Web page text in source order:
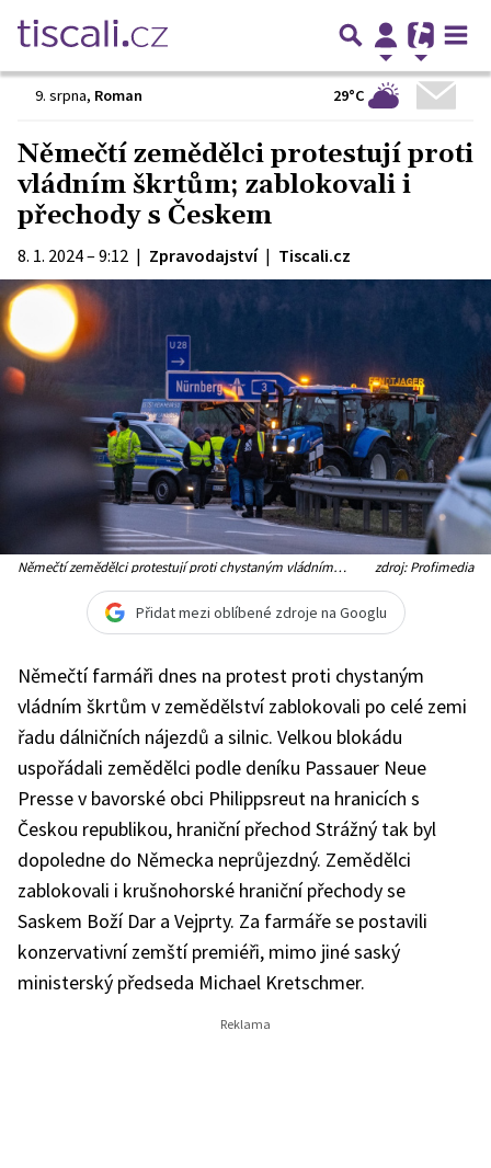
9. srpna, Roman 29°C
Němečtí zemědělci protestují proti
vládním škrtům; zablokovali i
přechody s Českem
8. 1. 2024 – 9:12 | Zpravodajství | Tiscali.cz
Němečtí zemědělci protestují proti chystaným vládním zdroj: Profimedia
Přidat mezi oblíbené zdroje na Googlu
Němečtí farmáři dnes na protest proti chystaným
vládním škrtům v zemědělství zablokovali po celé zemi
řadu dálničních nájezdů a silnic. Velkou blokádu
uspořádali zemědělci podle deníku Passauer Neue
Presse v bavorské obci Philippsreut na hranicích s
Českou republikou, hraniční přechod Strážný tak byl
dopoledne do Německa neprůjezdný. Zemědělci
zablokovali i krušnohorské hraniční přechody se
Saskem Boží Dar a Vejprty. Za farmáře se postavili
konzervativní zemští premiéři, mimo jiné saský
ministerský předseda Michael Kretschmer.